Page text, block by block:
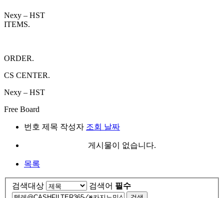
Nexy – HST
ITEMS.
ORDER.
CS CENTER.
Nexy – HST
Free Board
번호 제목 작성자 조회 날짜
게시물이 없습니다.
목록
검색대상 검색어 필수